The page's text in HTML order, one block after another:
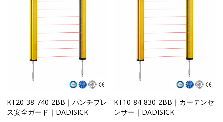
KT20-38-740-2BB｜パンチプレ
ス安全ガード｜DADISICK
KT10-84-830-2BB｜カーテンセ
ンサー｜DADISICK